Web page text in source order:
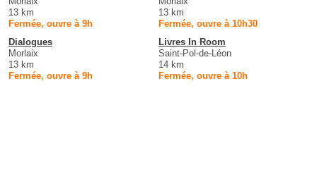
13 km
Fermée, ouvre à 9h
13 km
Fermée, ouvre à 10h30
Dialogues
Morlaix
13 km
Fermée, ouvre à 9h
Livres In Room
Saint-Pol-de-Léon
14 km
Fermée, ouvre à 10h